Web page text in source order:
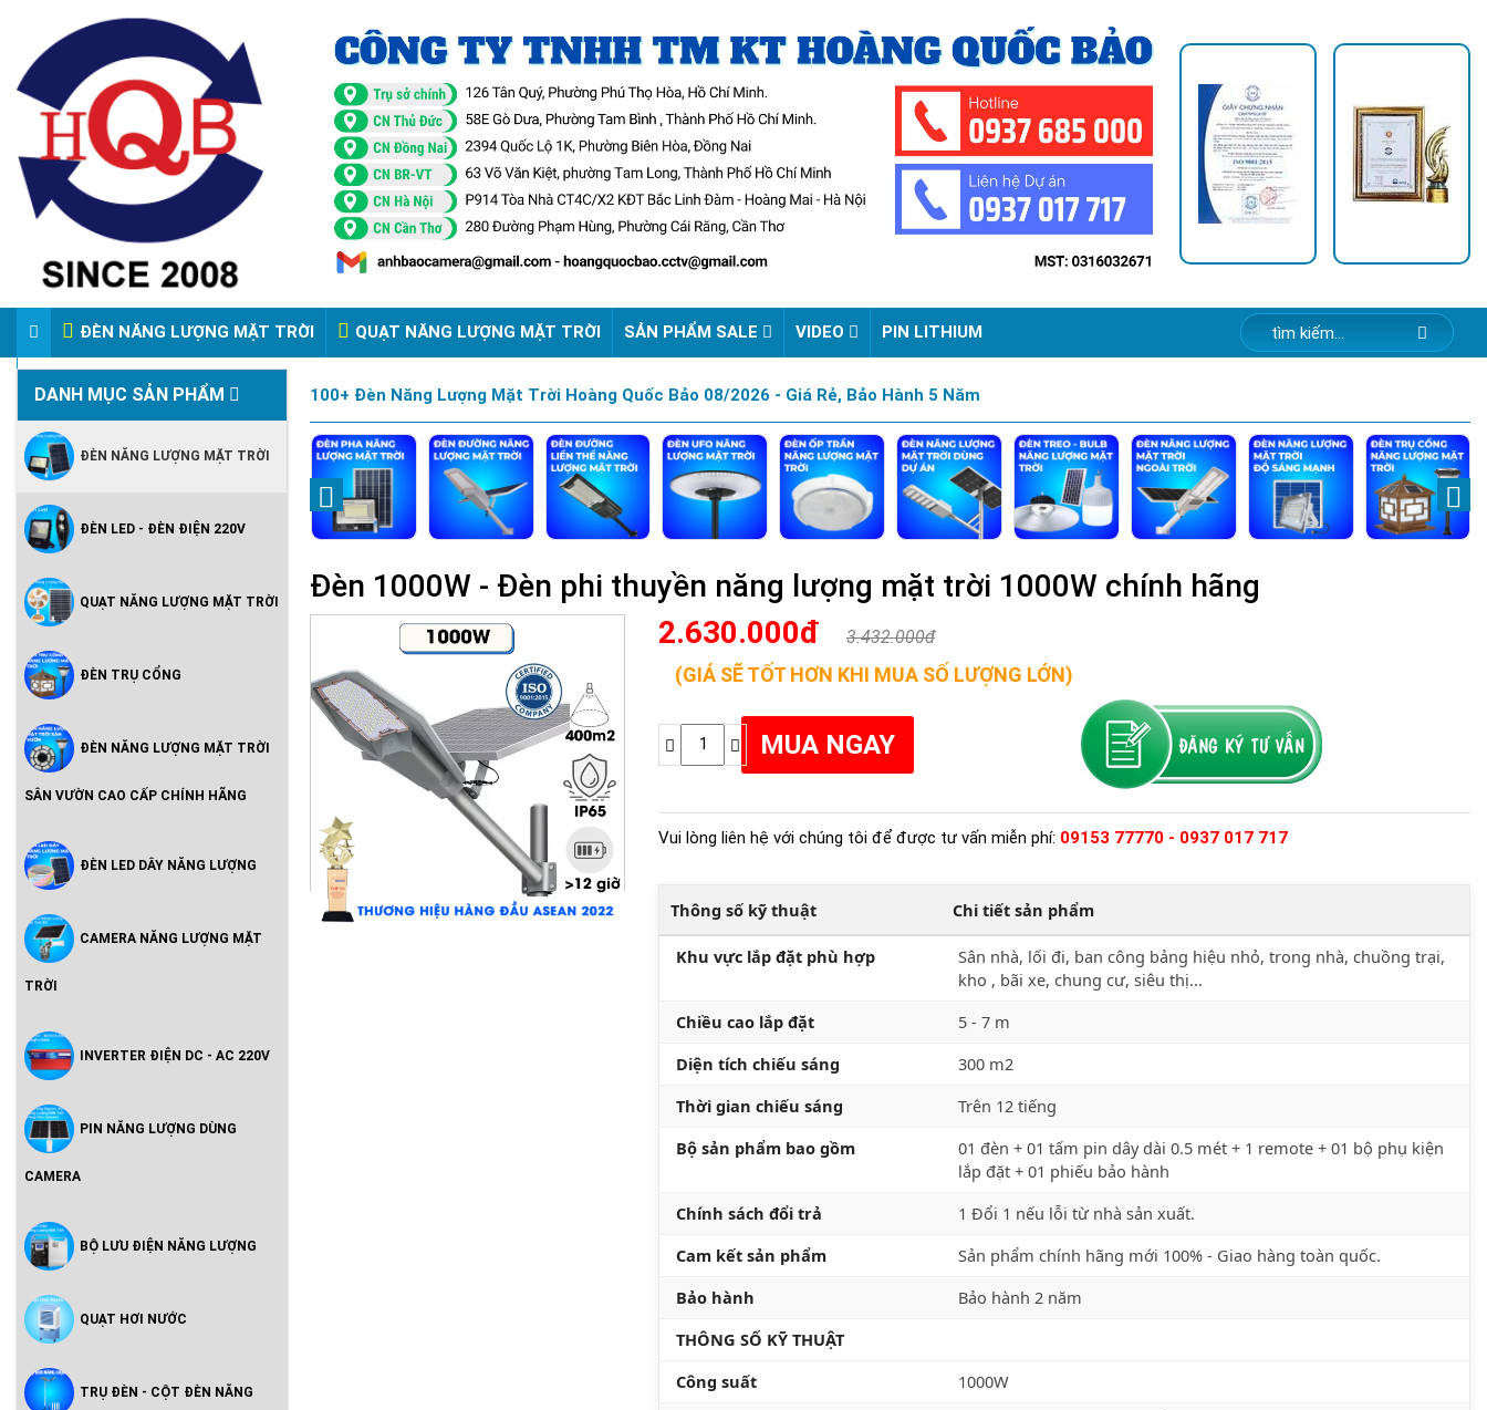
ĐÈN NĂNG LƯỢNG MẶT TRỜI QUẠT NĂNG LƯỢNG MẶT TRỜI SẢN PHẨM SALE VIDEO PIN LITHIUM
VIDEO ĐÈN PHA ĐIỆN 220V
DANH MỤC SẢN PHẨM
ĐÈN NĂNG LƯỢNG MẶT TRỜI
Vườn Cao Cấp Chính Hãng
ĐÈN LED - ĐÈN ĐIỆN 220V
Hoàng Quốc Bảo - Độ Sáng Cao,
QUẠT NĂNG LƯỢNG MẶT TRỜI
ĐÈN TRỤ CỔNG
ĐÈN NĂNG LƯỢNG MẶT TRỜI
SÂN VƯỜN CAO CẤP CHÍNH HÃNG
ĐÈN LED DÂY NĂNG LƯỢNG
CAMERA NĂNG LƯỢNG MẶT
TRỜI
INVERTER ĐIỆN DC - AC 220V
PIN NĂNG LƯỢNG DÙNG
CAMERA
BỘ LƯU ĐIỆN NĂNG LƯỢNG
QUẠT HƠI NƯỚC
TRỤ ĐÈN - CỘT ĐÈN NĂNG
100+ Đèn Năng Lượng Mặt Trời Hoàng Quốc Bảo 08/2026 - Giá Rẻ, Bảo Hành 5 Năm
Đèn 1000W - Đèn phi thuyền năng lượng mặt trời 1000W chính hãng
2.630.000đ
3.432.000đ
(GIÁ SẼ TỐT HƠN KHI MUA SỐ LƯỢNG LỚN)
Vui lòng liên hệ với chúng tôi để được tư vấn miễn phí: 09153 77770 - 0937 017 717
Thông số kỹ thuật Chi tiết sản phẩm
Khu vực lắp đặt phù hợp
Sân nhà, lối đi, ban công bảng hiệu nhỏ, trong nhà, chuồng trại,
kho , bãi xe, chung cư, siêu thị...
Chiều cao lắp đặt
5 - 7 m
Diện tích chiếu sáng
300 m2
Thời gian chiếu sáng
Trên 12 tiếng
Bộ sản phẩm bao gồm
01 đèn + 01 tấm pin dây dài 0.5 mét + 1 remote + 01 bộ phụ kiện
lắp đặt + 01 phiếu bảo hành
Chính sách đổi trả
1 Đổi 1 nếu lỗi từ nhà sản xuất.
Cam kết sản phẩm
Sản phẩm chính hãng mới 100% - Giao hàng toàn quốc.
Bảo hành
Bảo hành 2 năm
THÔNG SỐ KỸ THUẬT
Công suất
1000W